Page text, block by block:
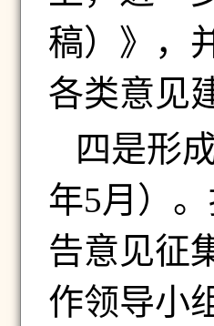
稿）》，
各类意见
四是形
年5月）。
告意见征
作领导小